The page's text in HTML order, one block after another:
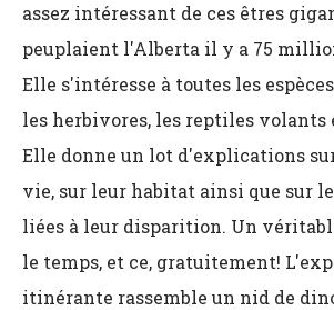
assez intéressant de ces êtres
peuplaient l'Alberta il y a 75
Elle s'intéresse à toutes les
les herbivores, les reptiles volants
Elle donne un lot d'explications
vie, sur leur habitat ainsi que sur
liées à leur disparition. Un
le temps, et ce, gratuitement!
itinérante rassemble un nid de